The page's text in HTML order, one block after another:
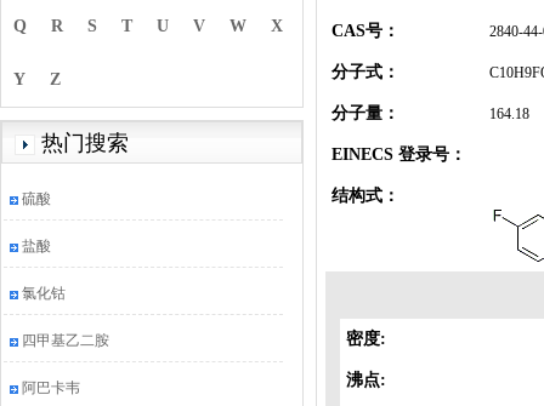
Q R S T U V W X
Y Z
热门搜索
硫酸
盐酸
氯化钴
四甲基乙二胺
阿巴卡韦
CAS号： 2840-
分子式：
分子量： 164.18
EINECS 登录号：
结构式：
密度:
沸点: